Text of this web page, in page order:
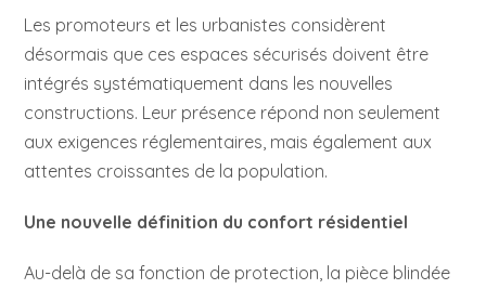
Les promoteurs et les urbanistes considèrent
désormais que ces espaces sécurisés doivent être
intégrés systématiquement dans les nouvelles
constructions. Leur présence répond non seulement
aux exigences réglementaires, mais également aux
attentes croissantes de la population.
Une nouvelle définition du confort résidentiel
Au-delà de sa fonction de protection, la pièce blindée